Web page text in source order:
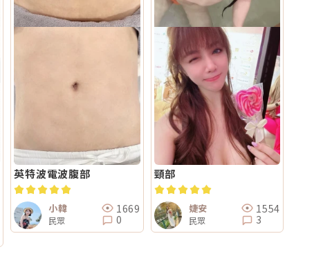
英特波電波腹部
小韓
民眾
1669
0
頸部
婕安
民眾
1554
3